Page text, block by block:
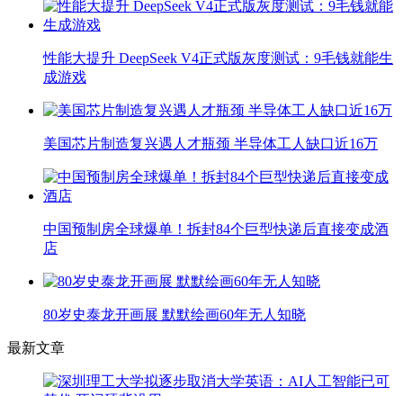
性能大提升 DeepSeek V4正式版灰度测试：9毛钱就能生
成游戏
美国芯片制造复兴遇人才瓶颈 半导体工人缺口近16万
中国预制房全球爆单！拆封84个巨型快递后直接变成酒
店
80岁史泰龙开画展 默默绘画60年无人知晓
最新文章